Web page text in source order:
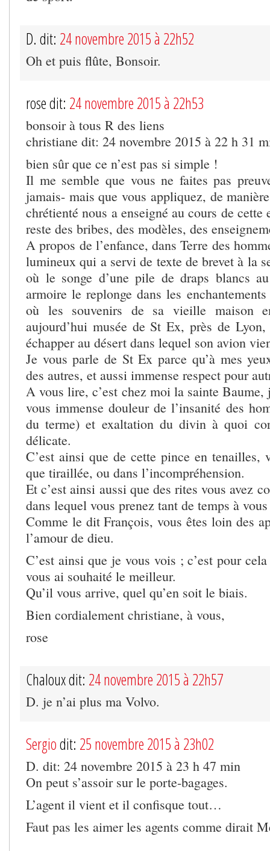
D. dit: 24 novembre 2015 à 22h52
Oh et puis flûte, Bonsoir.
rose dit: 24 novembre 2015 à 22h53
bonsoir à tous R des liens
christiane dit: 24 novembre 2015 à 22 h 31
bien sûr que ce n’est pas si simple !
Il me semble que vous ne faites pas
jamais- mais que vous appliquez, de
chrétienté nous a enseigné au cours de
reste des bribes, des modèles, des
A propos de l’enfance, dans Terre des
lumineux qui a servi de texte de brevet à la
où le songe d’une pile de draps blancs
armoire le replonge dans les
où les souvenirs de sa vieille maison
aujourd’hui musée de St Ex, près de
échapper au désert dans lequel son avion
Je vous parle de St Ex parce qu’à mes
des autres, et aussi immense respect pour
A vous lire, c’est chez moi la sainte Baume,
vous immense douleur de l’insanité des
du terme) et exaltation du divin à quoi
délicate.
C’est ainsi que de cette pince en tenailles,
que tiraillée, ou dans l’incompréhension.
Et c’est ainsi aussi que des rites vous avez
dans lequel vous prenez tant de temps à
Comme le dit François, vous êtes loin des
l’amour de dieu.
C’est ainsi que je vous vois ; c’est pour
vous ai souhaité le meilleur.
Qu’il vous arrive, quel qu’en soit le biais.
Bien cordialement christiane, à vous,
rose
Chaloux dit: 24 novembre 2015 à 22h57
D. je n’ai plus ma Volvo.
Sergiodit: 25 novembre 2015 à 23h02
D. dit: 24 novembre 2015 à 23 h 47 min
On peut s’assoir sur le porte-bagages.
L’agent il vient et il confisque tout…
Faut pas les aimer les agents comme dirait